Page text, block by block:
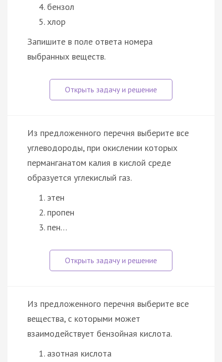
бензол
хлор
Запишите в поле ответа номера
выбранных веществ.
Из предложенного перечня выберите все
углеводороды, при окислении которых
перманганатом калия в кислой среде
образуется углекислый газ.
этен
пропен
пен…
Из предложенного перечня выберите все
вещества, с которыми может
взаимодействует бензойная кислота.
азотная кислота